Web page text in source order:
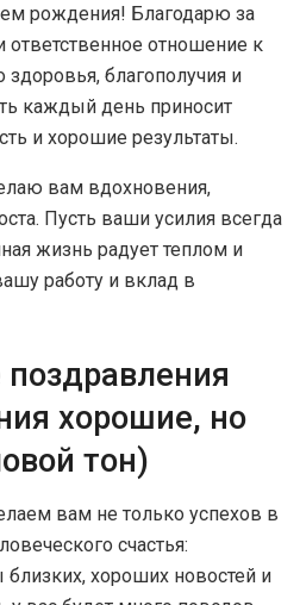
рождения! Благодарю за
отношение к
благополучия и
каждый день приносит
и хорошие результаты.
вам вдохновения,
Пусть ваши усилия всегда
жизнь радует теплом и
работу и вклад в
хорошие, но
тон)
вам не только успехов в
счастья:
хороших новостей и